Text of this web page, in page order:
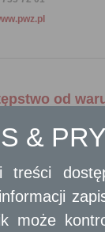
od
od warunków
&
treści
może